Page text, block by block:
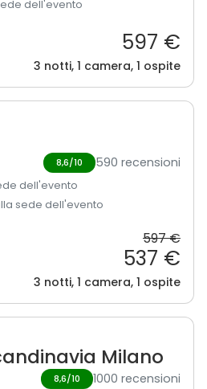
dell'evento
597 €
3 notti, 1 camera, 1 ospite
8,6/10 590 recensioni
dell'evento
sede dell'evento
597 €
537 €
3 notti, 1 camera, 1 ospite
Milano
8,6/10 1000 recensioni